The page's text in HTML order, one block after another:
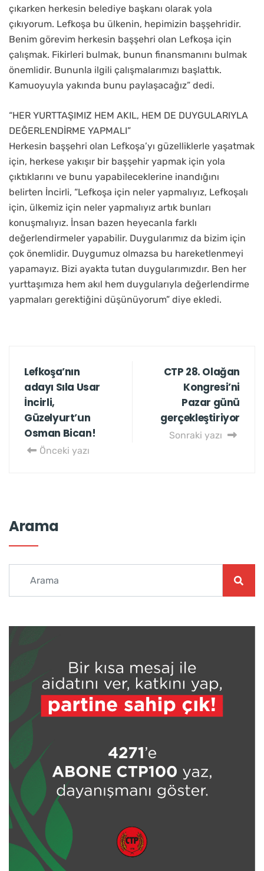
çıkarken herkesin belediye başkanı olarak yola
çıkıyorum. Lefkoşa bu ülkenin, hepimizin başşehridir.
Benim görevim herkesin başşehri olan Lefkoşa için
çalışmak. Fikirleri bulmak, bunun finansmanını bulmak
önemlidir. Bununla ilgili çalışmalarımızı başlattık.
Kamuoyuyla yakında bunu paylaşacağız” dedi.
“HER YURTTAŞIMIZ HEM AKIL, HEM DE DUYGULARIYLA
DEĞERLENDİRME YAPMALI”
Herkesin başşehri olan Lefkoşa’yı güzelliklerle yaşatmak
için, herkese yakışır bir başşehir yapmak için yola
çıktıklarını ve bunu yapabileceklerine inandığını
belirten İncirli, “Lefkoşa için neler yapmalıyız, Lefkoşalı
için, ülkemiz için neler yapmalıyız artık bunları
konuşmalıyız. İnsan bazen heyecanla farklı
değerlendirmeler yapabilir. Duygularımız da bizim için
çok önemlidir. Duygumuz olmazsa bu hareketlenmeyi
yapamayız. Bizi ayakta tutan duygularımızdır. Ben her
yurttaşımıza hem akıl hem duygularıyla değerlendirme
yapmaları gerektiğini düşünüyorum” diye ekledi.
Lefkoşa’nın
adayı Sıla Usar
İncirli,
Güzelyurt’un
Osman Bican!
Önceki yazı
CTP 28. Olağan
Kongresi’ni
Pazar günü
gerçekleştiriyor
Sonraki yazı
Arama